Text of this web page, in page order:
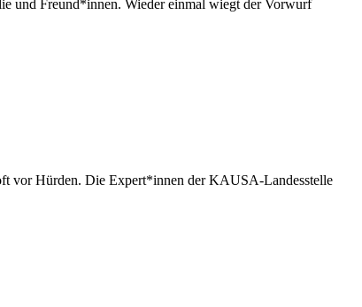
und Freund*innen. Wieder einmal wiegt der Vorwurf
vor Hürden. Die Expert*innen der KAUSA-Landesstelle